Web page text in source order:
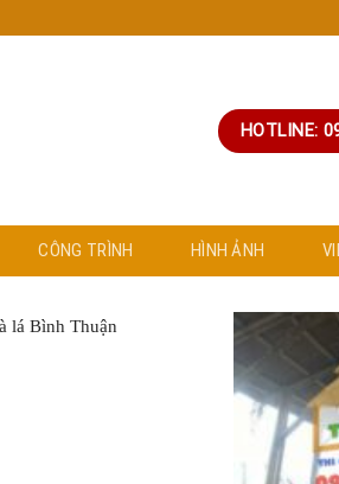
HOTLINE:
CÔNG TRÌNH HÌNH ẢNH